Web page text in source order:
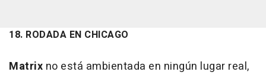
18. RODADA EN CHICAGO
Matrix no está ambientada en ningún lugar real,